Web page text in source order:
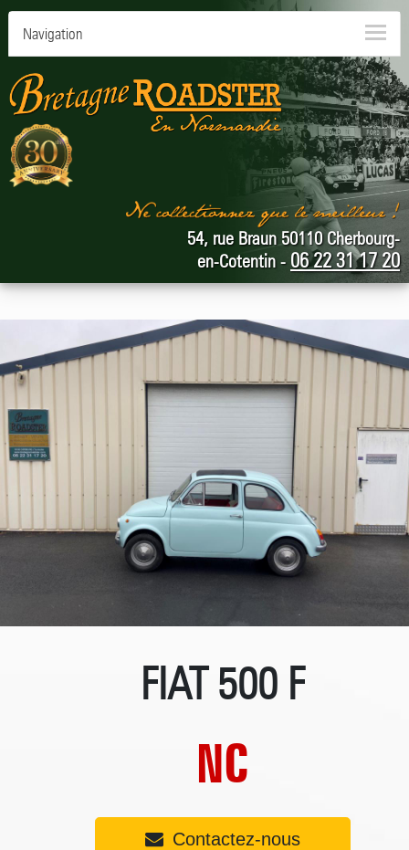
Navigation
54, rue Braun 50110 Cherbourg-
en-Cotentin - 06 22 31 17 20
FIAT 500 F
NC
Contactez-nous